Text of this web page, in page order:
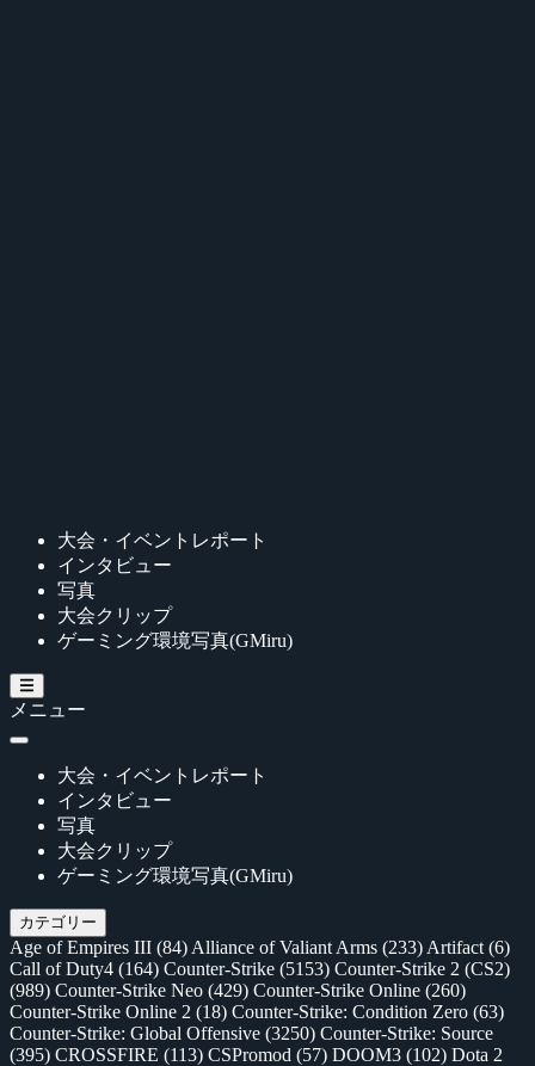
大会・イベントレポート
インタビュー
写真
大会クリップ
ゲーミング環境写真(GMiru)
メニュー
大会・イベントレポート
インタビュー
写真
大会クリップ
ゲーミング環境写真(GMiru)
カテゴリー
Age of Empires III (84) Alliance of Valiant Arms (233) Artifact (6)
Call of Duty4 (164) Counter-Strike (5153) Counter-Strike 2 (CS2)
(989) Counter-Strike Neo (429) Counter-Strike Online (260)
Counter-Strike Online 2 (18) Counter-Strike: Condition Zero (63)
Counter-Strike: Global Offensive (3250) Counter-Strike: Source
(395) CROSSFIRE (113) CSPromod (57) DOOM3 (102) Dota 2